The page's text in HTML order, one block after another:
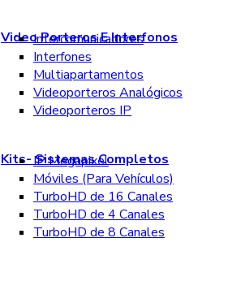
Video Porteros E Interfonos
Intercomunicadores
Interfones
Multiapartamentos
Videoporteros Analógicos
Videoporteros IP
Kits- Sistemas Completos
IP Megapixel
Móviles (Para Vehículos)
TurboHD de 16 Canales
TurboHD de 4 Canales
TurboHD de 8 Canales